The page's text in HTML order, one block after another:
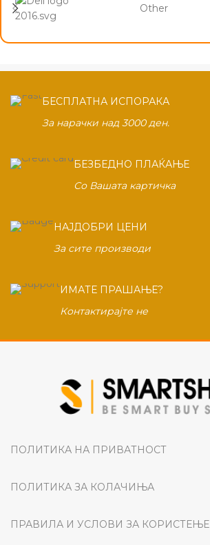
Other
БЕСПЛАТНА ИСПОРАКА
За нарачки над 3000 ден.
БЕЗБЕДНО ПЛАЌАЊЕ
Со Вашата картичка
НАЈДОБРИ ЦЕНИ
За сите производи
ИМАТЕ ПРАШАЊЕ?
Контактирајте не
ПОЛИТИКА НА ПРИВАТНОСТ
ПОЛИТИКА ЗА КОЛАЧИЊА
ПРАВИЛА И УСЛОВИ ЗА КОРИСТЕЊЕ